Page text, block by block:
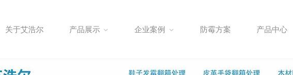
关于艾浩尔 产品展示 企业案例 防霉方案 产品中心